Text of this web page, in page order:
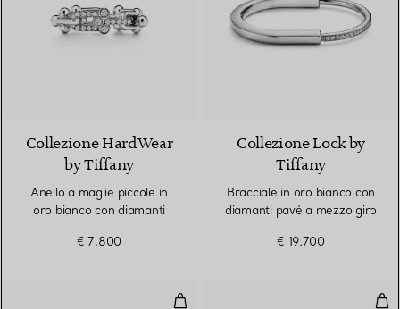
Collezione HardWear
by Tiffany
Anello a maglie piccole in
oro bianco con diamanti
€ 7.800
Collezione Lock by
Tiffany
Bracciale in oro bianco con
diamanti pavé a mezzo giro
€ 19.700
Anello in oro bianco con diamanti